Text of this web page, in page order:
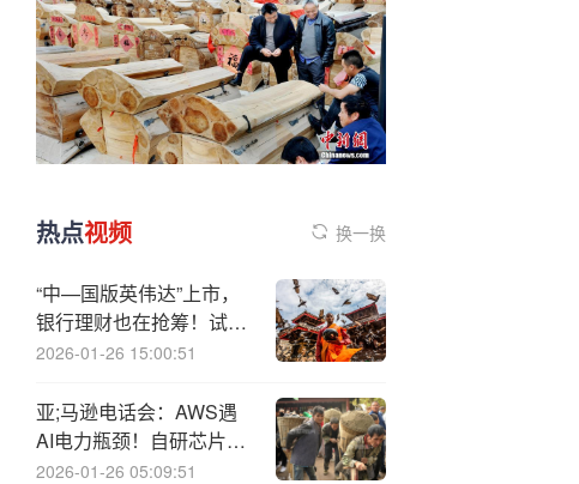
热点视频 换一换
“中—国版英伟达”上市，
银行理财也在抢筹！试水
IPO打新，难点在哪？
2026-01-26 15:00:51
亚;马逊电话会：AWS遇
AI电力瓶颈！自研芯片成
突围关键，性价比领先
2026-01-26 05:09:51